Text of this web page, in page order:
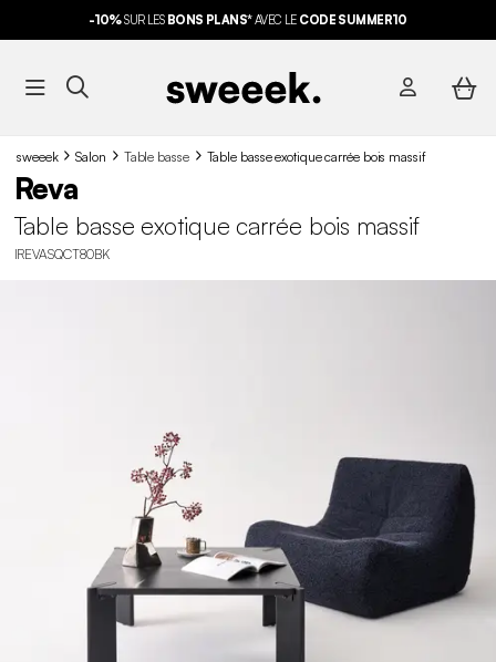
-10%SUR LES BONS PLANS*AVEC LE CODE SUMMER10
sweeek Salon Table basse Table basse exotique carrée bois massif
Reva
Table basse exotique carrée bois massif
IREVASQCT80BK